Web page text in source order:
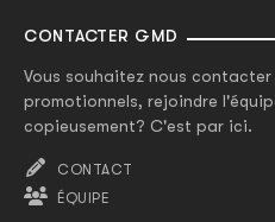
CONTACTER GMD
Vous souhaitez nous contacter
promotionnels, rejoindre
copieusement? C'est par ici.
CONTACT
ÉQUIPE